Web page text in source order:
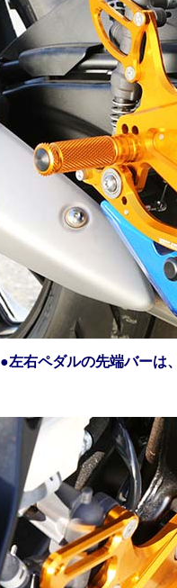
●左右ペダルの先端バーは